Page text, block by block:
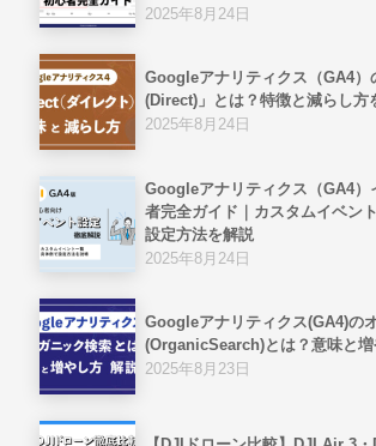
2025年8月24日
Googleアナリティクス（GA4）
(Direct)」とは？特徴と減らし方
2025年8月24日
Googleアナリティクス（GA4）
者完全ガイド｜カスタムイベン
設定方法を解説
2025年8月24日
Googleアナリティクス(GA4)の
(OrganicSearch)とは？意味と
2025年8月23日